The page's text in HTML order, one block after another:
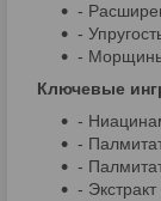
-
-
-
Ключевые
-
-
-
-